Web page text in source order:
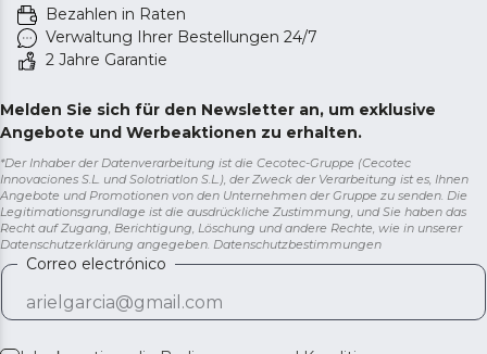
Bezahlen in Raten
Verwaltung Ihrer Bestellungen 24/7
2 Jahre Garantie
Melden Sie sich für den Newsletter an, um exklusive
Angebote und Werbeaktionen zu erhalten.
*Der Inhaber der Datenverarbeitung ist die Cecotec-Gruppe (Cecotec
Innovaciones S.L. und Solotriatlon S.L.), der Zweck der Verarbeitung ist es, Ihnen
Angebote und Promotionen von den Unternehmen der Gruppe zu senden. Die
Legitimationsgrundlage ist die ausdrückliche Zustimmung, und Sie haben das
Recht auf Zugang, Berichtigung, Löschung und andere Rechte, wie in unserer
Datenschutzerklärung angegeben. Datenschutzbestimmungen
Correo electrónico